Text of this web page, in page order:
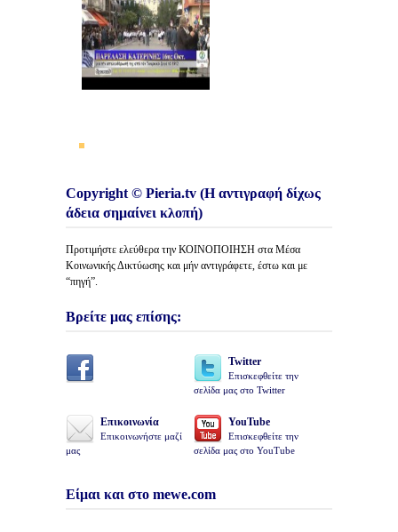
Copyright © Pieria.tv (Η αντιγραφή δίχως
άδεια σημαίνει κλοπή)
Προτιμήστε ελεύθερα την ΚΟΙΝΟΠΟΙΗΣΗ στα Μέσα
Κοινωνικής Δικτύωσης και μήν αντιγράφετε, έστω και με
“πηγή”.
Βρείτε μας επίσης:
Twitter
Επισκεφθείτε την
σελίδα μας στο Twitter
Επικοινωνία
Επικοινωνήστε μαζί
μας
YouTube
Επισκεφθείτε την
σελίδα μας στο YouTube
Είμαι και στο mewe.com